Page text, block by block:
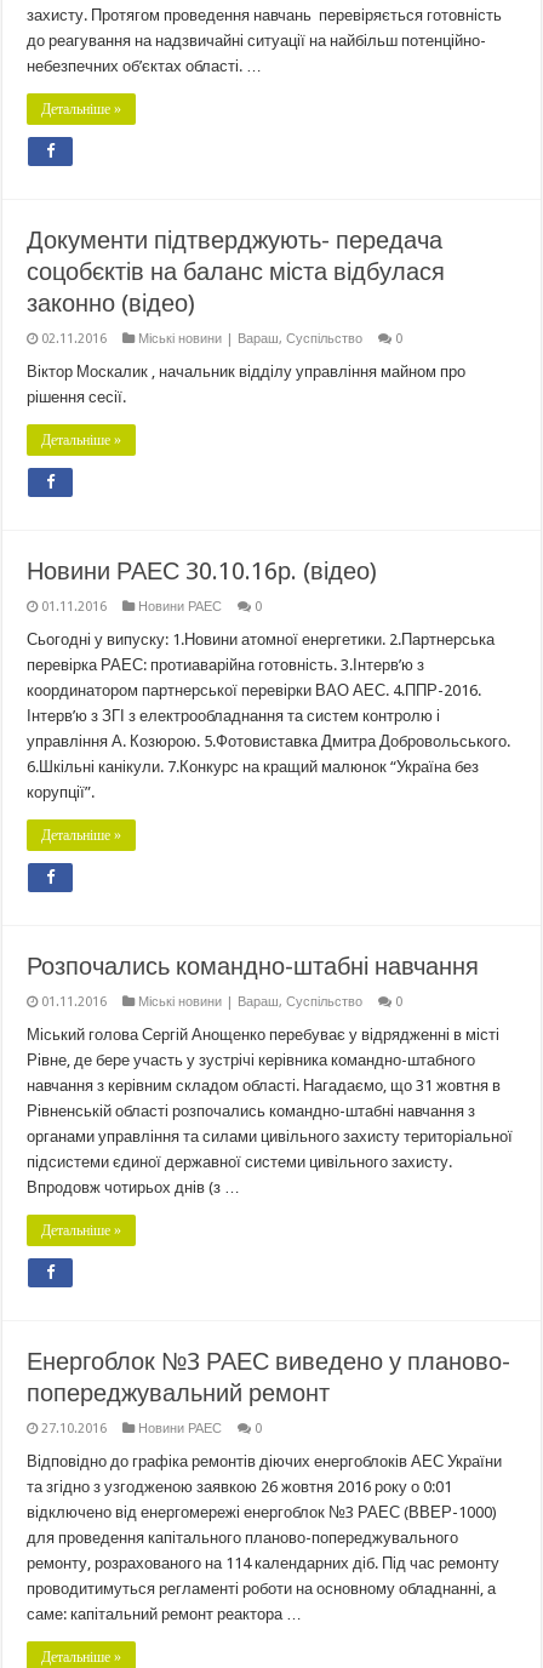
захисту. Протягом проведення навчань перевіряється готовність
до реагування на надзвичайні ситуації на найбільш потенційно-
небезпечних об’єктах області. …
Детальніше »
Документи підтверджують- передача
соцобєктів на баланс міста відбулася
законно (відео)
02.11.2016 Міські новини | Вараш,Суспільство 0
Віктор Москалик , начальник відділу управління майном про
рішення сесії.
Детальніше »
Новини РАЕС 30.10.16р. (відео)
01.11.2016 Новини РАЕС 0
Сьогодні у випуску: 1.Новини атомної енергетики. 2.Партнерська
перевірка РАЕС: протиаварійна готовність. 3.Інтерв’ю з
координатором партнерської перевірки ВАО АЕС. 4.ППР-2016.
Інтерв’ю з ЗГІ з електрообладнання та систем контролю і
управління А. Козюрою. 5.Фотовиставка Дмитра Добровольського.
6.Шкільні канікули. 7.Конкурс на кращий малюнок “Україна без
корупції”.
Детальніше »
Розпочались командно-штабні навчання
01.11.2016 Міські новини | Вараш,Суспільство 0
Міський голова Сергій Анощенко перебуває у відрядженні в місті
Рівне, де бере участь у зустрічі керівника командно-штабного
навчання з керівним складом області. Нагадаємо, що 31 жовтня в
Рівненській області розпочались командно-штабні навчання з
органами управління та силами цивільного захисту територіальної
підсистеми єдиної державної системи цивільного захисту.
Впродовж чотирьох днів (з …
Детальніше »
Енергоблок №3 РАЕС виведено у планово-
попереджувальний ремонт
27.10.2016 Новини РАЕС 0
Відповідно до графіка ремонтів діючих енергоблоків АЕС України
та згідно з узгодженою заявкою 26 жовтня 2016 року о 0:01
відключено від енергомережі енергоблок №3 РАЕС (ВВЕР-1000)
для проведення капітального планово-попереджувального
ремонту, розрахованого на 114 календарних діб. Під час ремонту
проводитимуться регламенті роботи на основному обладнанні, а
саме: капітальний ремонт реактора …
Детальніше »